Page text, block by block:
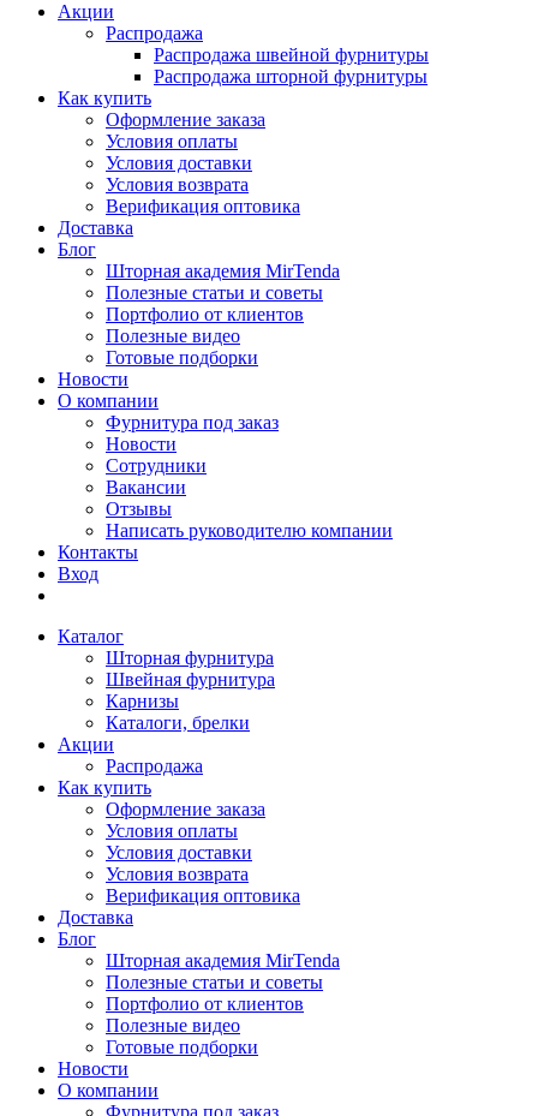
Акции
Распродажа
Распродажа швейной фурнитуры
Распродажа шторной фурнитуры
Как купить
Оформление заказа
Условия оплаты
Условия доставки
Условия возврата
Верификация оптовика
Доставка
Блог
Шторная академия MirTenda
Полезные статьи и советы
Портфолио от клиентов
Полезные видео
Готовые подборки
Новости
О компании
Фурнитура под заказ
Новости
Сотрудники
Вакансии
Отзывы
Написать руководителю компании
Контакты
Вход
Каталог
Шторная фурнитура
Швейная фурнитура
Карнизы
Каталоги, брелки
Акции
Распродажа
Как купить
Оформление заказа
Условия оплаты
Условия доставки
Условия возврата
Верификация оптовика
Доставка
Блог
Шторная академия MirTenda
Полезные статьи и советы
Портфолио от клиентов
Полезные видео
Готовые подборки
Новости
О компании
Фурнитура под заказ